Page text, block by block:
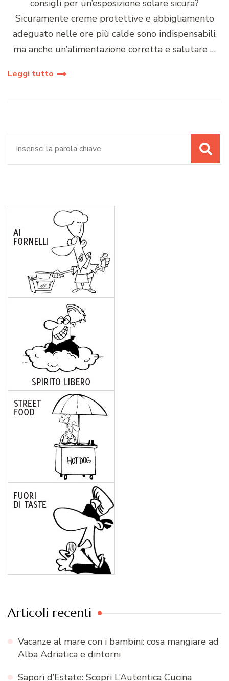
consigli per un’esposizione solare sicura?
Sicuramente creme protettive e abbigliamento
adeguato nelle ore più calde sono indispensabili,
ma anche un’alimentazione corretta e salutare …
Leggi tutto
Articoli recenti
Vacanze al mare con i bambini: cosa mangiare ad
Alba Adriatica e dintorni
Sapori d’Estate: Scopri L’Autentica Cucina